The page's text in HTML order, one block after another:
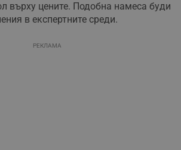
върху цените. Подобна намеса буди
в експертните среди.
РЕКЛАМА